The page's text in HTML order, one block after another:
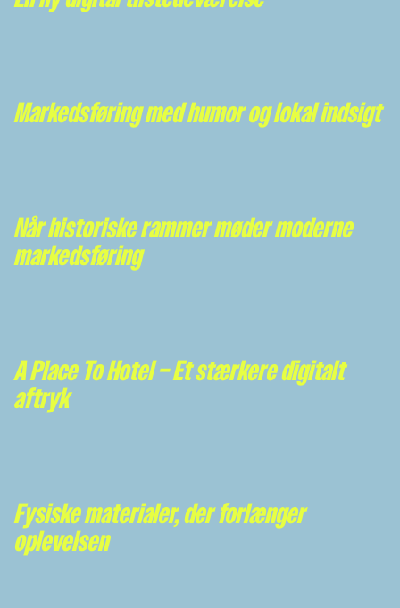
Markedsføring med humor og lokal indsigt
Når historiske rammer møder moderne
markedsføring
A Place To Hotel – Et stærkere digitalt
aftryk
Fysiske materialer, der forlænger
oplevelsen